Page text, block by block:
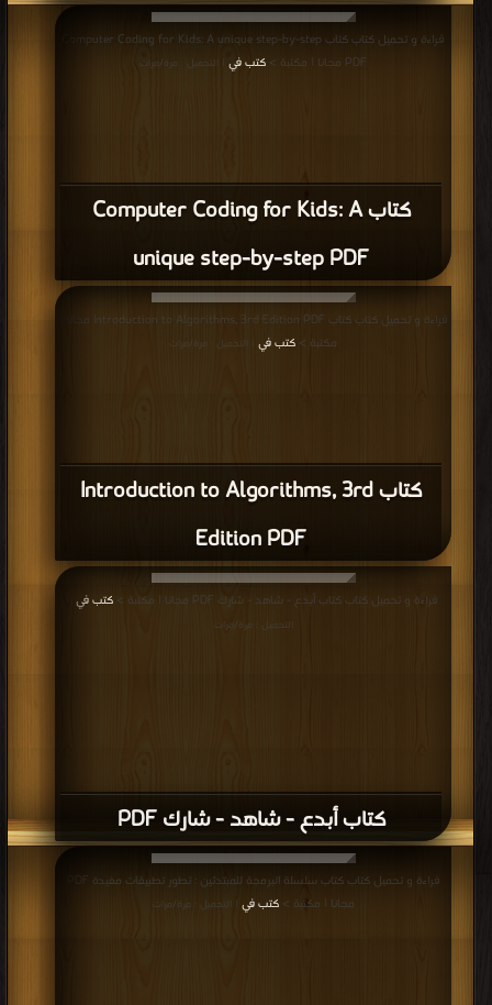
كتاب Computer Coding for Kids: A
unique step-by-step PDF
قراءة و تحميل كتاب كتاب Computer Coding for Kids: A unique step-by-step
PDF مجانا | مكتبة >
كتب في | التحميل : مرة/مرات
كتاب Introduction to Algorithms, 3rd
Edition PDF
قراءة و تحميل كتاب كتاب Introduction to Algorithms, 3rd Edition PDF مجانا |
مكتبة > كتب في | التحميل : مرة/مرات
كتاب أبدع - شاهد - شارك PDF
قراءة و تحميل كتاب كتاب أبدع - شاهد - شارك PDF مجانا | مكتبة > كتب في
التحميل : مرة/مرات
قراءة و تحميل كتاب كتاب سلسلة البرمجة للمبتدئين : تطور تطبيقات مفيدة PDF
مجانا | مكتبة >كتب في | التحميل : مرة/مرات